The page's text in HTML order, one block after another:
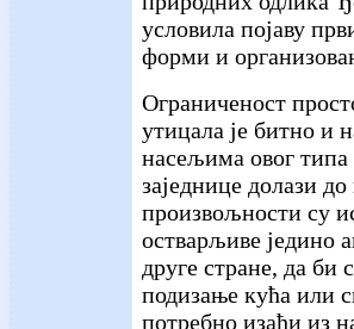
условила појаву
форми и
Ограниченост
утицала је битно и
насељима овог типа
заједнице долази
произвољности су
остварљиве једино
друге стране, да би
подизање кућа или
потребно изаћи из